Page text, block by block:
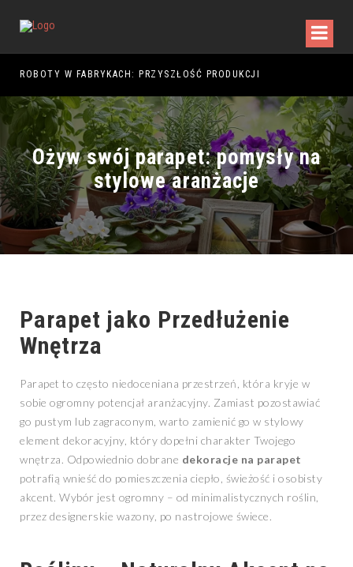
ROBOTY W FABRYKACH: PRZYSZŁOŚĆ PRODUKCJI
Ożyw swój parapet: pomysły na
stylowe aranżacje
Parapet jako Przedłużenie
Wnętrza
Parapet to często niedoceniana przestrzeń, która kryje w
sobie ogromny potencjał aranżacyjny. Zamiast pozostawiać
go pustym lub zagraconym, warto zamienić go w stylowy
element dekoracyjny, który dopełni charakter Twojego
wnętrza. Odpowiednio dobrane dekoracje na parapet
potrafią wnieść do pomieszczenia ciepło, świeżość i osobisty
akcent. Wybór jest ogromny – od minimalistycznych roślin,
przez designerskie wazony, po nastrojowe świece.